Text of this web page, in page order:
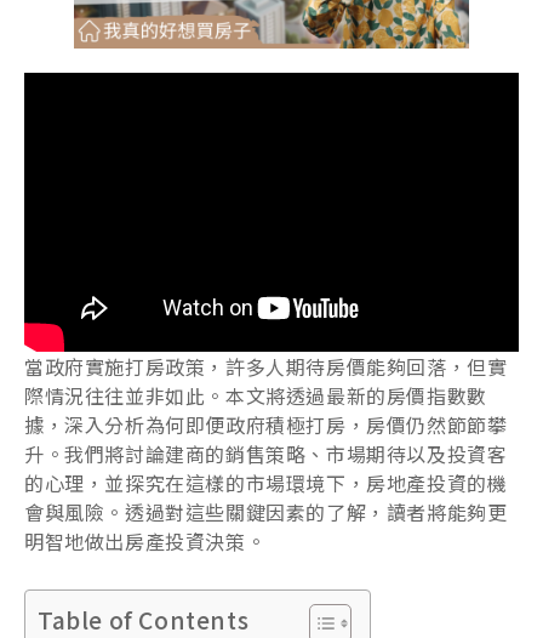
當政府實施打房政策，許多人期待房價能夠回落，但實
際情況往往並非如此。本文將透過最新的房價指數數
據，深入分析為何即便政府積極打房，房價仍然節節攀
升。我們將討論建商的銷售策略、市場期待以及投資客
的心理，並探究在這樣的市場環境下，房地產投資的機
會與風險。透過對這些關鍵因素的了解，讀者將能夠更
明智地做出房產投資決策。
Table of Contents